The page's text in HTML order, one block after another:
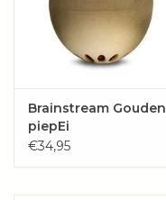
Brainstream Gouden
piepEi
€34,95